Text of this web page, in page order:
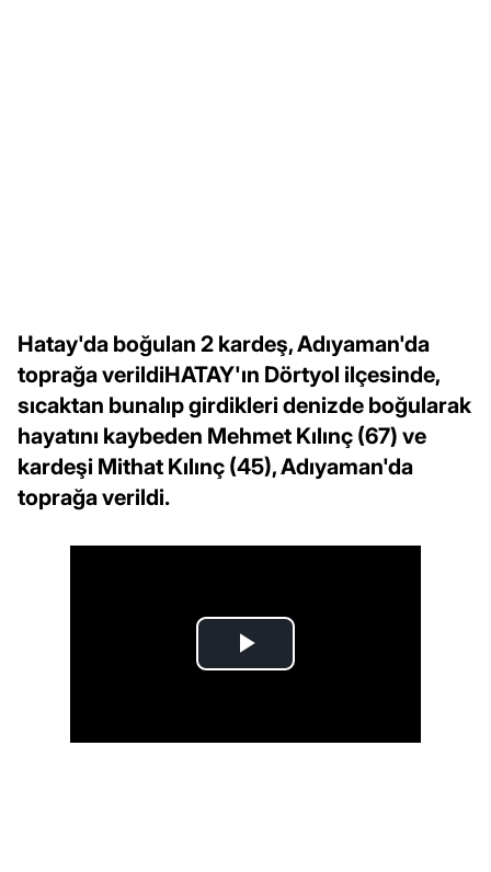
Hatay'da boğulan 2 kardeş, Adıyaman'da
toprağa verildiHATAY'ın Dörtyol ilçesinde,
sıcaktan bunalıp girdikleri denizde boğularak
hayatını kaybeden Mehmet Kılınç (67) ve
kardeşi Mithat Kılınç (45), Adıyaman'da
toprağa verildi.